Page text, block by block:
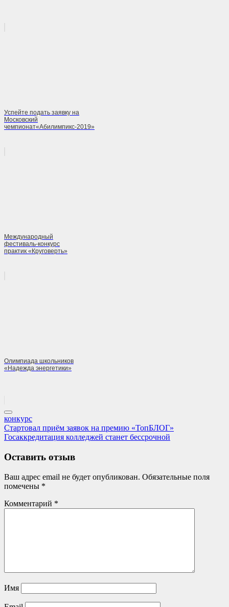
Успейте подать заявку на
Московский
чемпионат«Абилимпикс-2019»
Международный
фестиваль-конкурс
практик «Круговерть»
Олимпиада школьников
«Надежда энергетики»
конкурс
Навигация
по
записям
Previous
Post:
Стартовал приём заявок на премию «ТопБЛОГ»
Next
Госаккредитация колледжей станет бессрочной
Оставить отзыв
Ваш адрес email не будет опубликован. Обязательные поля
помечены *
Комментарий *
Имя